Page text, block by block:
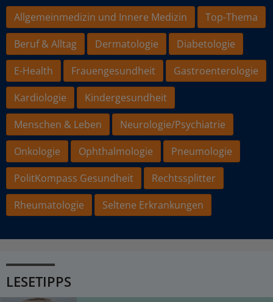
Allgemeinmedizin und Innere Medizin
Top-Thema
Beruf & Alltag
Dermatologie
Diabetologie
E-Health
Frauengesundheit
Gastroenterologie
Kardiologie
Kindergesundheit
Menschen & Leben
Neurologie/Psychiatrie
Onkologie
Ophthalmologie
Pneumologie
PolitKompass Gesundheit
Rechtssplitter
Rheumatologie
Seltene Erkrankungen
LESETIPPS